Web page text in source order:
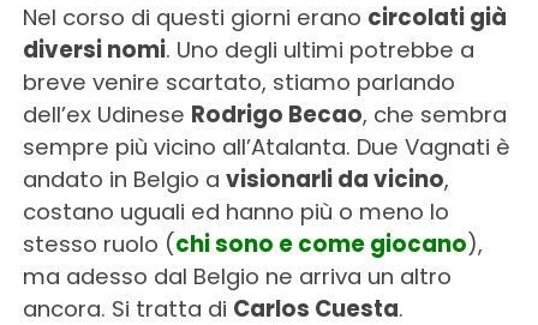
Nel corso di questi giorni erano circolati già
diversi nomi. Uno degli ultimi potrebbe a
breve venire scartato, stiamo parlando
dell’ex Udinese Rodrigo Becao, che sembra
sempre più vicino all’Atalanta. Due Vagnati è
andato in Belgio a visionarli da vicino,
costano uguali ed hanno più o meno lo
stesso ruolo (chi sono e come giocano),
ma adesso dal Belgio ne arriva un altro
ancora. Si tratta di Carlos Cuesta.